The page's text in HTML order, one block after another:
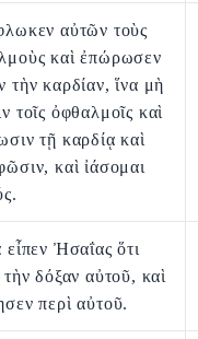
αὐτῶν τοὺς
καὶ ἐπώρωσεν
τὴν καρδίαν, ἵνα μὴ
τοῖς ὀφθαλμοῖς καὶ
τῇ καρδίᾳ καὶ
καὶ ἰάσομαι
εἶπεν Ἠσαΐας ὅτι
τὴν δόξαν αὐτοῦ, καὶ
περὶ αὐτοῦ.